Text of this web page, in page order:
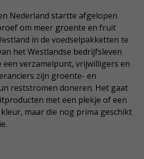
Nederland startte afgelopen
om meer groente en fruit
in de voedselpakketten te
het Westlandse bedrijfsleven
een verzamelpunt, vrijwilligers en
zijn groente- en
reststromen doneren. Het gaat
met een plekje of een
maar die nog prima geschikt